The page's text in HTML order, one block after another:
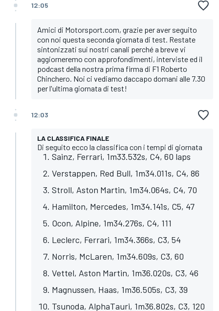
Schumacher, Haas, 1m37.846s, C2, 23
Russell, Mercedes, 1m38.585s, C2 proto, 67
Zhou, Alfa Romeo, 1m41.805s, C2, 48
12:05
Amici di Motorsport.com, grazie per aver seguito
con noi questa seconda giornata di test. Restate
sintonizzati sui nostri canali perché a breve vi
aggiorneremo con approfondimenti, interviste ed il
podcast della nostra prima firma di F1 Roberto
Chinchero. Noi ci vediamo daccapo domani alle 7.30
per l'ultima giornata di test!
12:03
LA CLASSIFICA FINALE
Di seguito ecco la classifica con i tempi di giornata
Sainz, Ferrari, 1m33.532s, C4, 60 laps
Verstappen, Red Bull, 1m34.011s, C4, 86
Stroll, Aston Martin, 1m34.064s, C4, 70
Hamilton, Mercedes, 1m34.141s, C5, 47
Ocon, Alpine, 1m34.276s, C4, 111
Leclerc, Ferrari, 1m34.366s, C3, 54
Norris, McLaren, 1m34.609s, C3, 60
Vettel, Aston Martin, 1m36.020s, C3, 46
Magnussen, Haas, 1m36.505s, C3, 39
Tsunoda, AlphaTauri, 1m36.802s, C3, 120